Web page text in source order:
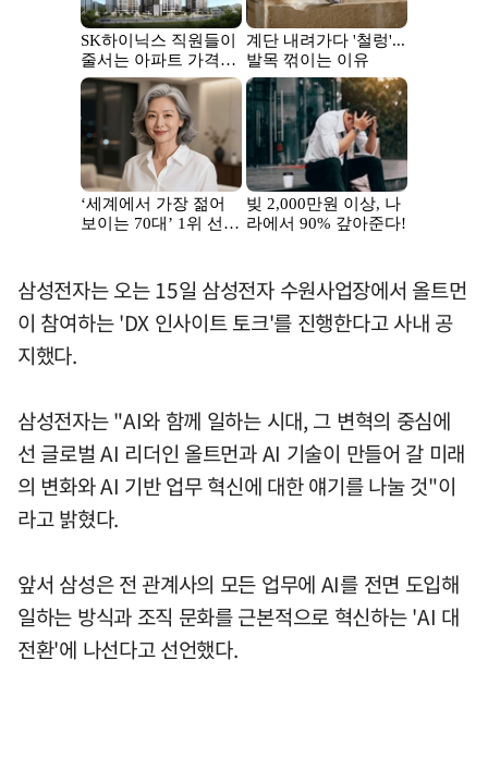
삼성전자는 오는 15일 삼성전자 수원사업장에서 올트먼
이 참여하는 'DX 인사이트 토크'를 진행한다고 사내 공
지했다.
삼성전자는 "AI와 함께 일하는 시대, 그 변혁의 중심에
선 글로벌 AI 리더인 올트먼과 AI 기술이 만들어 갈 미래
의 변화와 AI 기반 업무 혁신에 대한 얘기를 나눌 것"이
라고 밝혔다.
앞서 삼성은 전 관계사의 모든 업무에 AI를 전면 도입해
일하는 방식과 조직 문화를 근본적으로 혁신하는 'AI 대
전환'에 나선다고 선언했다.